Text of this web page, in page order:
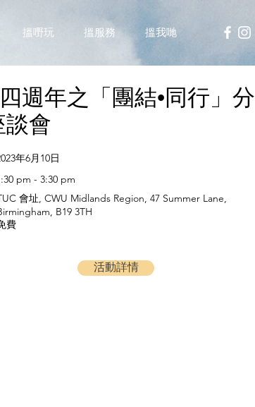
搵嘢玩 搵服務 搵我哋
週年之「團結•同行」分
談會
年6月10日
pm - 3:30 pm
會址, CWU Midlands Region, 47 Summer Lane,
B19 3TH
費
活動詳情